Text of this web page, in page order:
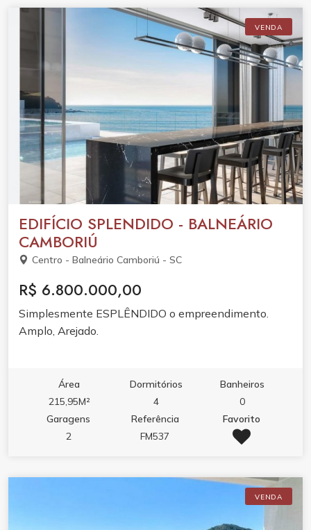
VENDA
EDIFÍCIO SPLENDIDO - BALNEÁRIO
CAMBORIÚ
Centro - Balneário Camboriú - SC
R$ 6.800.000,00
Simplesmente ESPLÊNDIDO o empreendimento.
Amplo, Arejado.
Área
215,95M²
Dormitórios
4
Banheiros
0
Garagens
2
Referência
FM537
Favorito
VENDA